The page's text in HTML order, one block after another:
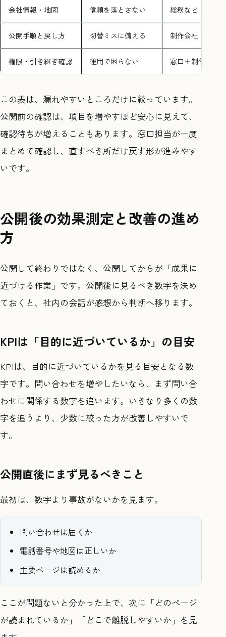
会社情報・地図 信頼を落とさない 総務など
公開手順と戻し方 切替ミスに備える 制作会社
権限・引き継ぎ確認 運用で困らない 窓口＋制作会社
この表は、漏れやすいところだけに絞っています。
公開前の確認は、項目を増やすほど安心に見えて、
確認待ちが増えることもあります。窓口担当が一度
まとめて確認し、直すべき所だけ戻す形が進みやす
いです。
公開後の効果測定と改善の進め
方
公開して終わりではなく、公開してからが「成果に
近づける作業」です。公開後に見るべき数字を決め
ておくと、社内の会話が感想から判断へ移ります。
KPIは「目的に近づいているか」の目安
KPIは、目的に近づいているかを見る目安となる数
字です。問い合わせを増やしたいなら、まず問い合
わせに関係する数字を追います。いきなり多くの数
字を追うより、少数に絞った方が改善しやすいで
す。
公開直後にまず見るべきこと
最初は、数字より事故がないかを見ます。
問い合わせは届くか
電話番号や地図は正しいか
主要ページは読めるか
ここが問題ないと分かった上で、次に「どのページ
が読まれているか」「どこで離脱しやすいか」を見